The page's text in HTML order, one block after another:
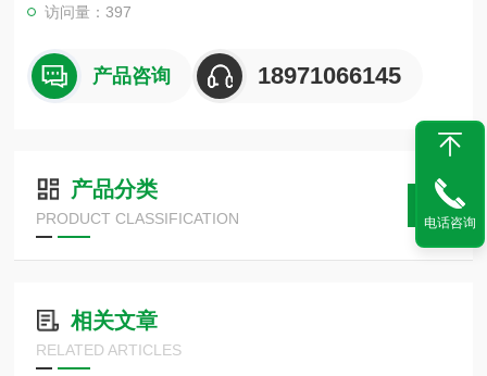
访问量：397
产品咨询 18971066145
产品分类
PRODUCT CLASSIFICATION
相关文章
RELATED ARTICLES
电话咨询